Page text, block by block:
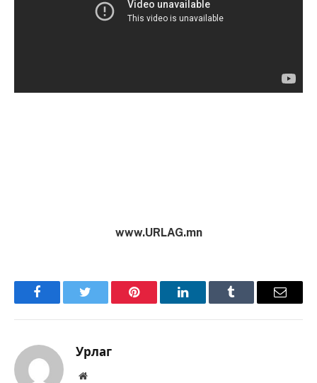
www.URLAG.mn
FacebookTwitter Pinterest LinkedInTumblr Имэйл
Урлаг
Вэбсайт